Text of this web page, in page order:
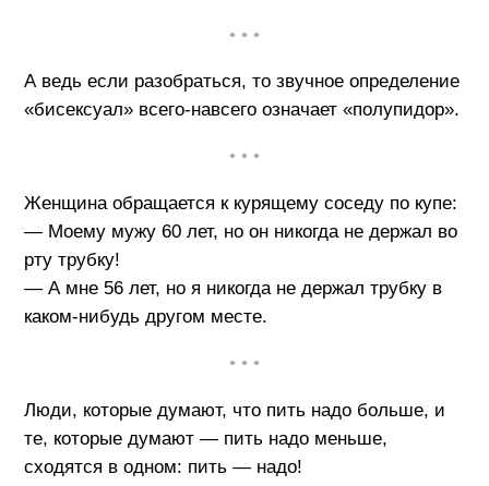
• • •
А ведь если разобраться, то звучное определение
«бисексуал» всего-навсего означает «полупидор».
• • •
Женщина обращается к курящему соседу по купе:
— Моему мужу 60 лет, но он никогда не держал во
рту трубку!
— А мне 56 лет, но я никогда не держал трубку в
каком-нибудь другом месте.
• • •
Люди, которые думают, что пить надо больше, и
те, которые думают — пить надо меньше,
сходятся в одном: пить — надо!